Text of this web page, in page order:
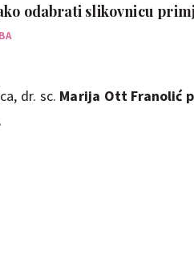
odabrati slikovnicu
dr. sc. Marija Ott Franolić